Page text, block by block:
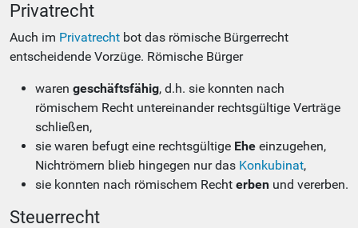
Privatrecht
Auch im Privatrecht bot das römische Bürgerrecht
entscheidende Vorzüge. Römische Bürger
waren geschäftsfähig, d.h. sie konnten nach
römischem Recht untereinander rechtsgültige Verträge
schließen,
sie waren befugt eine rechtsgültige Ehe einzugehen,
Nichtrömern blieb hingegen nur das Konkubinat,
sie konnten nach römischem Recht erben und vererben.
Steuerrecht